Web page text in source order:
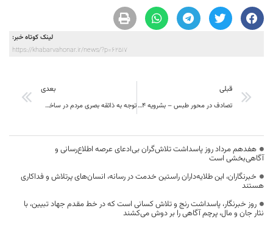
لینک کوتاه خبر:
https://khabarvahonar.ir/news/?p=62517
قبلی
تصادف در محور طبس – بشرویه ۴ فوتی به همراه داشت
بعدی
توجه به ذائقه بصری مردم در ساخت و سازها ضروری است
هفدهم مرداد روز پاسداشت تلاش‌گران بی‌ادعای عرصه اطلاع‌رسانی و
آگاهی‌بخشی است
خبرنگاران، این طلایه‌داران راستین خدمت در رسانه، انسان‌های پرتلاش و فداکاری
هستند
روز خبرنگار، پاسداشت رنج و تلاش کسانی است که در خط مقدم جهاد تبیین، با
نثار جان و مال، پرچم آگاهی را بر دوش می‌کشند